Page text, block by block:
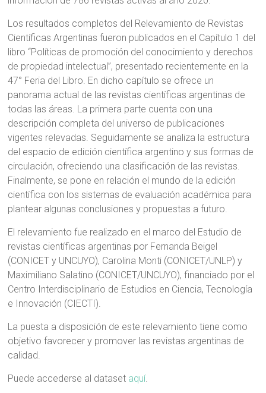
Los resultados completos del Relevamiento de Revistas
Científicas Argentinas fueron publicados en el Capítulo 1 del
libro “Políticas de promoción del conocimiento y derechos
de propiedad intelectual”, presentado recientemente en la
47° Feria del Libro. En dicho capítulo se ofrece un
panorama actual de las revistas científicas argentinas de
todas las áreas. La primera parte cuenta con una
descripción completa del universo de publicaciones
vigentes relevadas. Seguidamente se analiza la estructura
del espacio de edición científica argentino y sus formas de
circulación, ofreciendo una clasificación de las revistas.
Finalmente, se pone en relación el mundo de la edición
científica con los sistemas de evaluación académica para
plantear algunas conclusiones y propuestas a futuro.
El relevamiento fue realizado en el marco del Estudio de
revistas científicas argentinas por Fernanda Beigel
(CONICET y UNCUYO), Carolina Monti (CONICET/UNLP) y
Maximiliano Salatino (CONICET/UNCUYO), financiado por el
Centro Interdisciplinario de Estudios en Ciencia, Tecnología
e Innovación (CIECTI).
La puesta a disposición de este relevamiento tiene como
objetivo favorecer y promover las revistas argentinas de
calidad.
Puede accederse al dataset aquí.